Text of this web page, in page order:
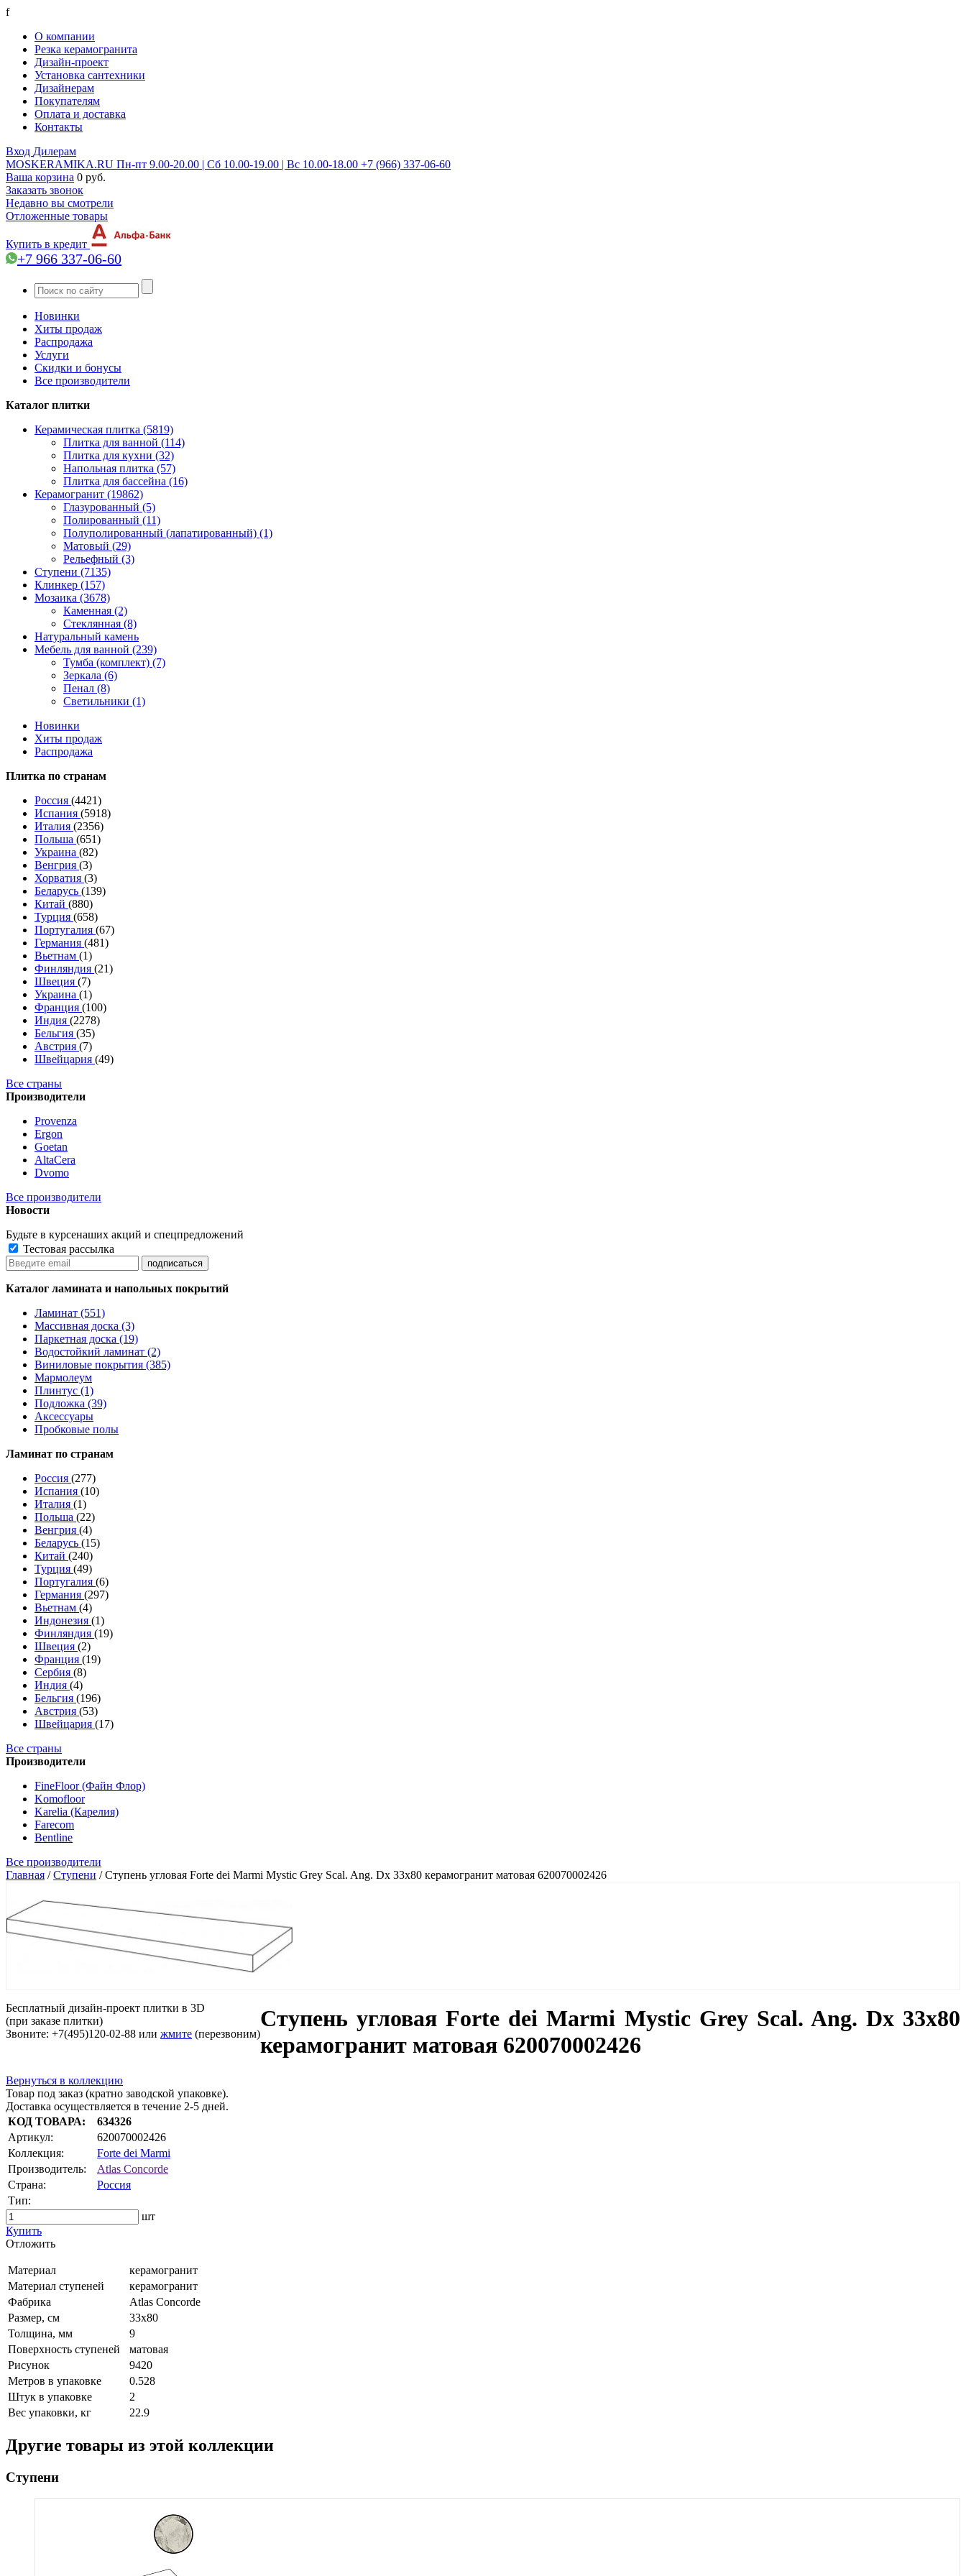
f
О компании
Резка керамогранита
Дизайн-проект
Установка сантехники
Дизайнерам
Покупателям
Оплата и доставка
Контакты
Вход Дилерам
MOSKERAMIKA.RU Пн-пт 9.00-20.00 | Сб 10.00-19.00 | Вс 10.00-18.00 +7 (966) 337-06-60
Ваша корзина 0 руб.
Заказать звонок
Недавно вы смотрели
Отложенные товары
Купить в кредит
+7 966 337-06-60
Новинки
Хиты продаж
Распродажа
Услуги
Скидки и бонусы
Все производители
Каталог плитки
Керамическая плитка (5819)
Плитка для ванной (114)
Плитка для кухни (32)
Напольная плитка (57)
Плитка для бассейна (16)
Керамогранит (19862)
Глазурованный (5)
Полированный (11)
Полуполированный (лапатированный) (1)
Матовый (29)
Рельефный (3)
Ступени (7135)
Клинкер (157)
Мозаика (3678)
Каменная (2)
Стеклянная (8)
Натуральный камень
Мебель для ванной (239)
Тумба (комплект) (7)
Зеркала (6)
Пенал (8)
Светильники (1)
Новинки
Хиты продаж
Распродажа
Плитка по странам
Россия (4421)
Испания (5918)
Италия (2356)
Польша (651)
Украина (82)
Венгрия (3)
Хорватия (3)
Беларусь (139)
Китай (880)
Турция (658)
Португалия (67)
Германия (481)
Вьетнам (1)
Финляндия (21)
Швеция (7)
Украина (1)
Франция (100)
Индия (2278)
Бельгия (35)
Австрия (7)
Швейцария (49)
Все страны
Производители
Provenza
Ergon
Goetan
AltaСera
Dvomo
Все производители
Новости
Будьте в курсенаших акций и спецпредложений
Тестовая рассылка
Каталог ламината и напольных покрытий
Ламинат (551)
Массивная доска (3)
Паркетная доска (19)
Водостойкий ламинат (2)
Виниловые покрытия (385)
Мармолеум
Плинтус (1)
Подложка (39)
Аксессуары
Пробковые полы
Ламинат по странам
Россия (277)
Испания (10)
Италия (1)
Польша (22)
Венгрия (4)
Беларусь (15)
Китай (240)
Турция (49)
Португалия (6)
Германия (297)
Вьетнам (4)
Индонезия (1)
Финляндия (19)
Швеция (2)
Франция (19)
Сербия (8)
Индия (4)
Бельгия (196)
Австрия (53)
Швейцария (17)
Все страны
Производители
FineFloor (Файн Флор)
Komofloor
Karelia (Карелия)
Farecom
Bentline
Все производители
Главная /Ступени /Ступень угловая Forte dei Marmi Mystic Grey Scal. Ang. Dx 33x80 керамогранит матовая 620070002426
Бесплатный дизайн-проект плитки в 3D
(при заказе плитки)
Звоните: +7(495)120-02-88 или жмите (перезвоним)
Ступень угловая Forte dei Marmi Mystic Grey Scal. Ang. Dx 33x80
керамогранит матовая 620070002426
Вернуться в коллекцию
Товар под заказ (кратно заводской упаковке).
Доставка осуществляется в течение 2-5 дней.
КОД ТОВАРА:
634326
Артикул:
620070002426
Коллекция:
Forte dei Marmi
Производитель:
Atlas Concorde
Страна:
Россия
Тип:
шт
Купить
Oтложить
Материал
керамогранит
Материал ступеней
керамогранит
Фабрика
Atlas Concorde
Размер, см
33x80
Толщина, мм
9
Поверхность ступеней
матовая
Рисунок
9420
Метров в упаковке
0.528
Штук в упаковке
2
Вес упаковки, кг
22.9
Другие товары из этой коллекции
Ступени